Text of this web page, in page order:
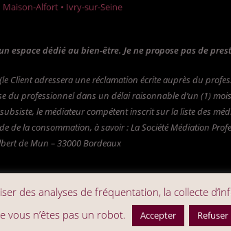
Maison-Alfort • Ivry-sur-Seine
espace dédié au bien-être. Je ne propose pas de
Client adressera une réclamation écrite auprès du
du professionnel dans un délai raisonnable d’un (1)
le médiateur compétent inscrit sur la liste des
de la consommation, à savoir : La Société Médiation
de Mun – 33000 Bordeaux
Politique de confidentialité Conditions d'utilisation.
des analyses de fréquentation, la collecte
vous n’êtes pas un robot.
Accepter Refuser